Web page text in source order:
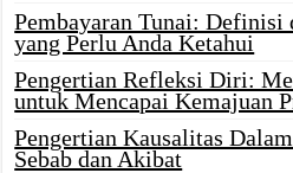
Pembayaran Tunai:
yang Perlu Anda Ketahui
Pengertian Refleksi Diri:
untuk Mencapai Kemajuan
Pengertian Kausalitas
Sebab dan Akibat